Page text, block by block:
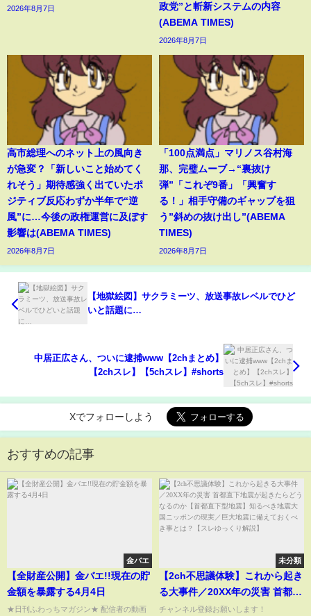
2026年8月7日
政党”と斬新システムの内容
(ABEMA TIMES)
2026年8月7日
高市総理へのネット上の風向き
が急変？「新しいこと始めてく
れそう」期待感強く出ていたポ
ジティブ反応わずか半年で“逆
風”に…今後の政権運営に及ぼす
影響は(ABEMA TIMES)
2026年8月7日
「100点満点」マリノス谷村海
那、完璧ムーブ→“裏抜け
弾”「これぞ9番」「興奮す
る！」相手守備のギャップを狙
う”斜めの抜け出し”(ABEMA
TIMES)
2026年8月7日
【地獄絵図】サクラミーツ、放送事故レベルでひど
いと話題に…
中居正広さん、ついに逮捕www【2chまとめ】
【2chスレ】【5chスレ】#shorts
Xでフォローしよう
おすすめの記事
金バエ
【全財産公開】金バエ!!現在の貯
金額を暴露する4月4日
★日刊ふわっちマガジン★ 配信者の動画
未分類
【2ch不思議体験】これから起き
る大事件／20XX年の災害 首都直
下地震が起きたらどうなるのか
チャンネル登録お願いします！